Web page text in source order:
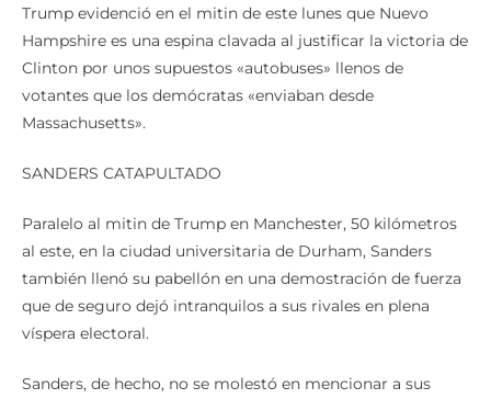
Hampshire es una espina clavada al justificar la victoria de
Clinton por unos supuestos «autobuses» llenos de
votantes que los demócratas «enviaban desde
Massachusetts».
al este, en la ciudad universitaria de Durham, Sanders
también llenó su pabellón en una demostración de fuerza
que de seguro dejó intranquilos a sus rivales en plena
víspera electoral.
rivales ni que fuese para criticarles y fijó en Trump su